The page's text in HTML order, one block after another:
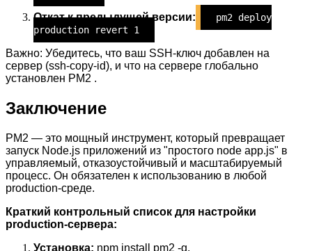
Откат к предыдущей версии:
pm2 deploy
production revert 1
Важно: Убедитесь, что ваш SSH-ключ добавлен на
сервер (ssh-copy-id), и что на сервере глобально
установлен PM2 .
Заключение
PM2 — это мощный инструмент, который превращает
запуск Node.js приложений из "простого node app.js" в
управляемый, отказоустойчивый и масштабируемый
процесс. Он обязателен к использованию в любой
production-среде.
Краткий контрольный список для настройки
production-сервера:
Установка: npm install pm2 -g.